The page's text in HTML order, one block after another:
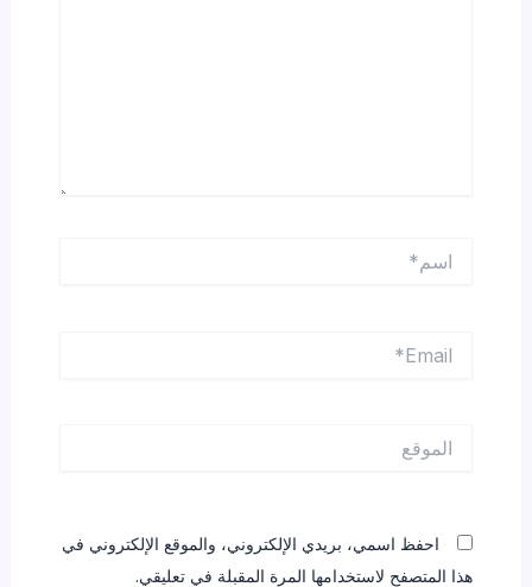
احفظ اسمي، بريدي الإلكتروني، والموقع الإلكتروني في
هذا المتصفح لاستخدامها المرة المقبلة في تعليقي.